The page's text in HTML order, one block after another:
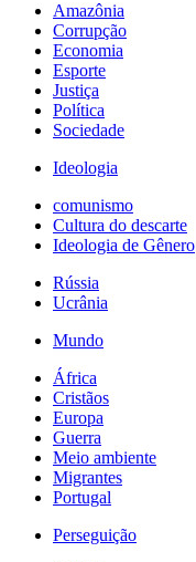
Amazônia
Corrupção
Economia
Esporte
Justiça
Política
Sociedade
Ideologia
comunismo
Cultura do descarte
Ideologia de Gênero
Rússia
Ucrânia
Mundo
África
Cristãos
Europa
Guerra
Meio ambiente
Migrantes
Portugal
Perseguição